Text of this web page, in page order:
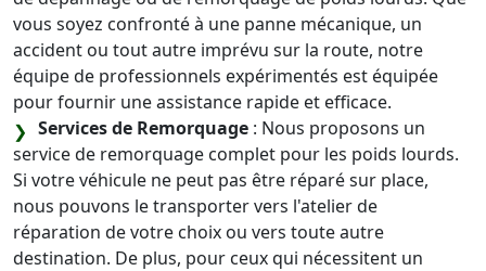
vous soyez confronté à une panne mécanique, un
accident ou tout autre imprévu sur la route, notre
équipe de professionnels expérimentés est équipée
pour fournir une assistance rapide et efficace.
Services de Remorquage : Nous proposons un
service de remorquage complet pour les poids lourds.
Si votre véhicule ne peut pas être réparé sur place,
nous pouvons le transporter vers l'atelier de
réparation de votre choix ou vers toute autre
destination. De plus, pour ceux qui nécessitent un